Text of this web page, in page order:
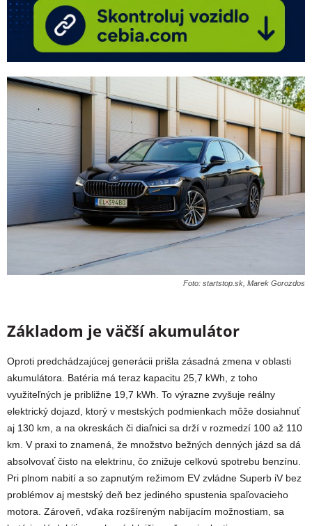
Foto: startstop.sk, Marek Gorozdos
Základom je väčší akumulátor
Oproti predchádzajúcej generácii prišla zásadná zmena v oblasti
akumulátora. Batéria má teraz kapacitu 25,7 kWh, z toho
využiteľných je približne 19,7 kWh. To výrazne zvyšuje reálny
elektrický dojazd, ktorý v mestských podmienkach môže dosiahnuť
aj 130 km, a na okreskách či diaľnici sa drží v rozmedzí 100 až 110
km. V praxi to znamená, že množstvo bežných denných jázd sa dá
absolvovať čisto na elektrinu, čo znižuje celkovú spotrebu benzínu.
Pri plnom nabití a so zapnutým režimom EV zvládne Superb iV bez
problémov aj mestský deň bez jediného spustenia spaľovacieho
motora. Zároveň, vďaka rozšíreným nabíjacím možnostiam, sa